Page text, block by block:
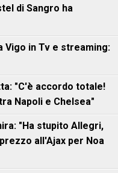
di Sangro ha
Vigo in Tv e streaming:
"C'è accordo totale!
Napoli e Chelsea"
"Ha stupito Allegri,
all'Ajax per Noa